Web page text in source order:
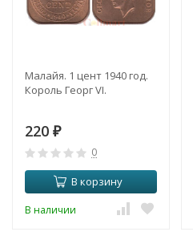
Малайя. 1 цент 1940 год.
Король Георг VI.
220 ₽
0
В корзину
В наличии